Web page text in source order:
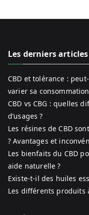
Les derniers articles
CBD et tolérance :
varier sa
CBD vs CBG : quelles
d’usages ?
Les résines de CBD
? Avantages et
Les bienfaits du CBD
aide naturelle ?
Existe-t-il des huiles
Les différents produits